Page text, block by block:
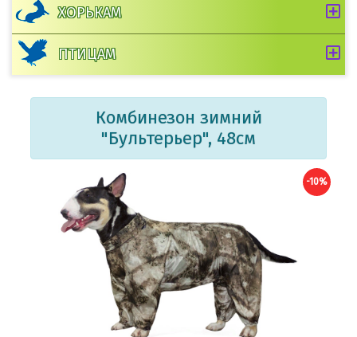
ХОРЬКАМ
ПТИЦАМ
Комбинезон зимний
"Бультерьер", 48см
-10%